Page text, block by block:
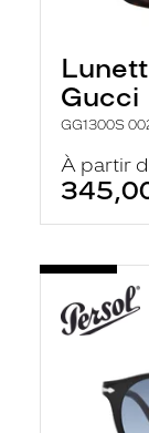
Gucci
GG1300S
À partir